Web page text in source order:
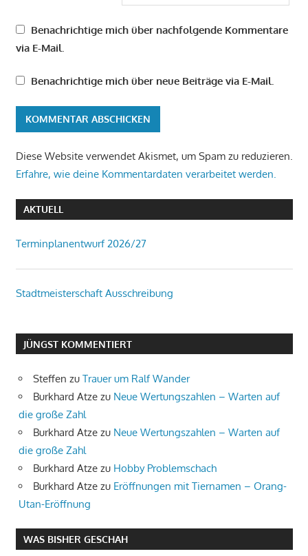
Benachrichtige mich über nachfolgende Kommentare
via E-Mail.
Benachrichtige mich über neue Beiträge via E-Mail.
Diese Website verwendet Akismet, um Spam zu reduzieren.
Erfahre, wie deine Kommentardaten verarbeitet werden.
AKTUELL
Terminplanentwurf 2026/27
Stadtmeisterschaft Ausschreibung
JÜNGST KOMMENTIERT
Steffen zu Trauer um Ralf Wander
Burkhard Atze zu Neue Wertungszahlen – Warten auf
die große Zahl
Burkhard Atze zu Neue Wertungszahlen – Warten auf
die große Zahl
Burkhard Atze zu Hobby Problemschach
Burkhard Atze zu Eröffnungen mit Tiernamen – Orang-
Utan-Eröffnung
WAS BISHER GESCHAH